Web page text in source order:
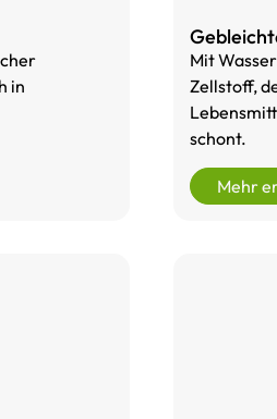
in
Mit
Zellstoff,
schont.
Mehr